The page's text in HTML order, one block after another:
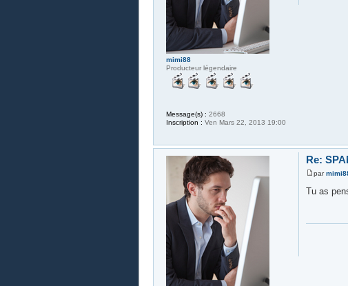
mimi88
Producteur légendaire
Message(s) : 2668
Inscription : Ven Mars 22, 2013 19:00
Re:
par
Tu as